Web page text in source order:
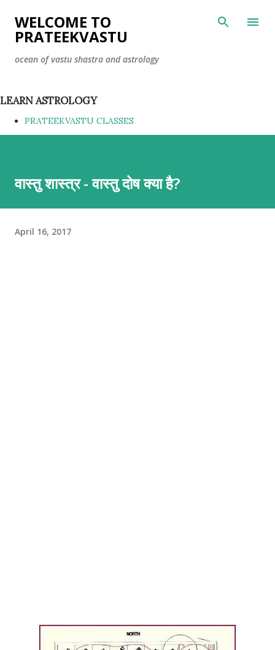
Skip to main content
WELCOME TO
PRATEEKVASTU
ocean of vastu shastra and astrology
LEARN ASTROLOGY
PRATEEKVASTU CLASSES
वास्तु शास्त्र - वास्तु दोष क्या है?
April 16, 2017